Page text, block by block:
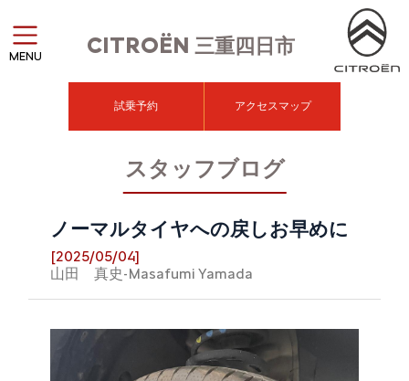
CITROËN 三重四日市
MENU
試乗予約 アクセスマップ
スタッフブログ
ノーマルタイヤへの戻しお早めに
[2025/05/04]
山田 真史-Masafumi Yamada